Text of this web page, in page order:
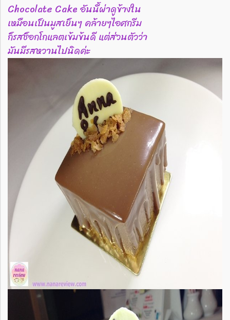
Chocolate Cake อันนี้ผ่าดูข้างใน
เหมือนเป็นมูสเย็นๆ คล้ายๆไอศกรีม
ก็รสช็อกโกแลตเข้มข้นดี แต่ส่วนตัวว่า
มันมีรสหวานไปนิดค่ะ